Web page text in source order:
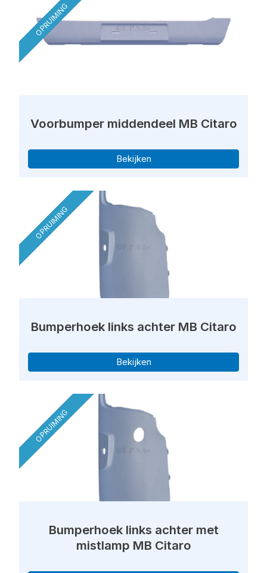
OPRUIMING
Voorbumper middendeel MB Citaro
Bekijken
OPRUIMING
Bumperhoek links achter MB Citaro
Bekijken
OPRUIMING
Bumperhoek links achter met
mistlamp MB Citaro